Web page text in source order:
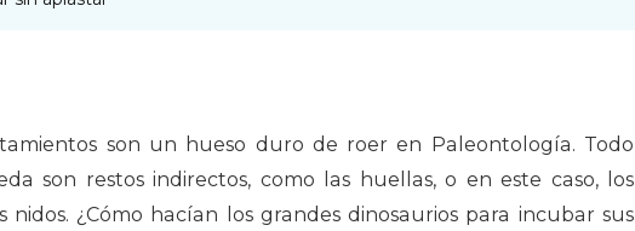
son un hueso duro de roer en Paleontología. Todo
son restos indirectos, como las huellas, o en este caso, los
nidos. ¿Cómo hacían los grandes dinosaurios para incubar sus